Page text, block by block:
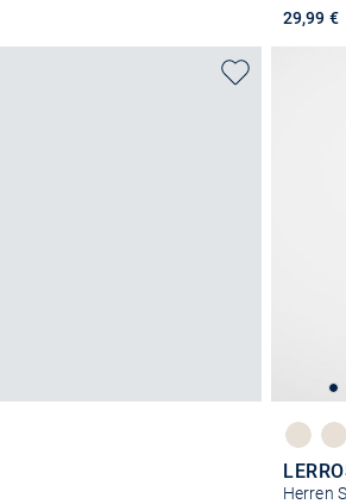
29,99 €
Herren